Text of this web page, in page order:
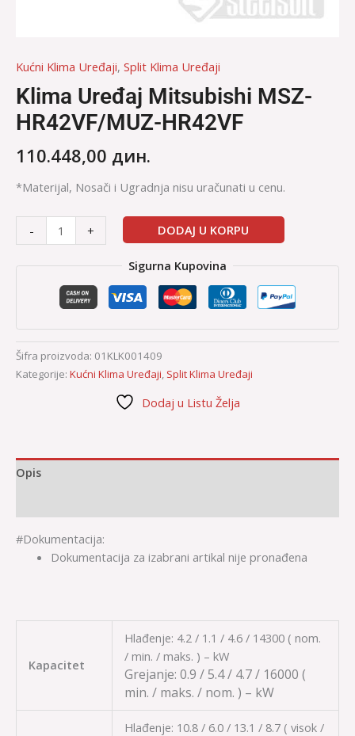
Kućni Klima Uređaji, Split Klima Uređaji
Klima Uređaj Mitsubishi MSZ-
HR42VF/MUZ-HR42VF
110.448,00 дин.
*Materijal, Nosači i Ugradnja nisu uračunati u cenu.
- + DODAJ U KORPU
Sigurna Kupovina
Šifra proizvoda: 01KLK001409
Kategorije: Kućni Klima Uređaji, Split Klima Uređaji
Dodaj u Listu Želja
Opis
#Dokumentacija:
Dokumentacija za izabrani artikal nije pronađena
Kapacitet
Hlađenje: 4.2 / 1.1 / 4.6 / 14300 ( nom.
/ min. / maks. ) – kW
Grejanje: 0.9 / 5.4 / 4.7 / 16000 (
min. / maks. / nom. ) – kW
Hlađenje: 10.8 / 6.0 / 13.1 / 8.7 ( visok /